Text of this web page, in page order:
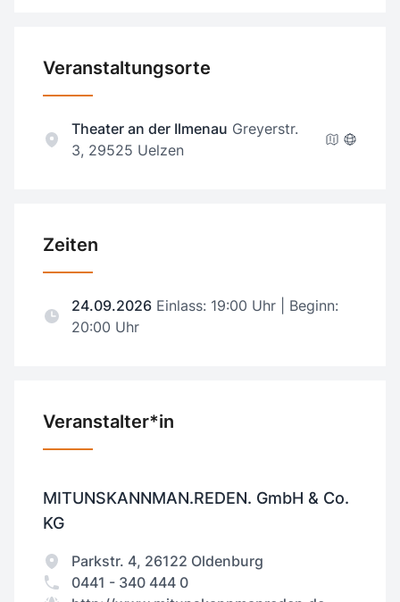
Veranstaltungsorte
Theater an der Ilmenau Greyerstr.
3, 29525 Uelzen
Zeiten
24.09.2026 Einlass: 19:00 Uhr | Beginn:
20:00 Uhr
Veranstalter*in
MITUNSKANNMAN.REDEN. GmbH & Co.
KG
Parkstr. 4, 26122 Oldenburg
0441 - 340 444 0